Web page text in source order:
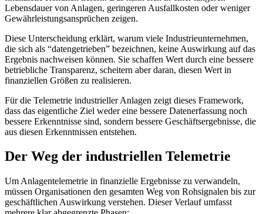
Lebensdauer von Anlagen, geringeren Ausfallkosten oder weniger
Gewährleistungsansprüchen zeigen.
Diese Unterscheidung erklärt, warum viele Industrieunternehmen,
die sich als “datengetrieben” bezeichnen, keine Auswirkung auf das
Ergebnis nachweisen können. Sie schaffen Wert durch eine bessere
betriebliche Transparenz, scheitern aber daran, diesen Wert in
finanziellen Größen zu realisieren.
Für die Telemetrie industrieller Anlagen zeigt dieses Framework,
dass das eigentliche Ziel weder eine bessere Datenerfassung noch
bessere Erkenntnisse sind, sondern bessere Geschäftsergebnisse, die
aus diesen Erkenntnissen entstehen.
Der Weg der industriellen Telemetrie
Um Anlagentelemetrie in finanzielle Ergebnisse zu verwandeln,
müssen Organisationen den gesamten Weg von Rohsignalen bis zur
geschäftlichen Auswirkung verstehen. Dieser Verlauf umfasst